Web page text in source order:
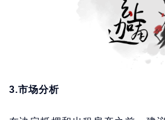
3.市场分析